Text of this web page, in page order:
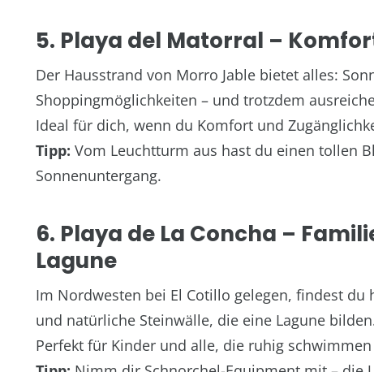
5. Playa del Matorral –
Der Hausstrand von Morro Jable bietet alles:
Shoppingmöglichkeiten – und trotzdem
Ideal für dich, wenn du Komfort und
Tipp: Vom Leuchtturm aus hast du einen tollen
Sonnenuntergang.
6. Playa de La Concha –
Lagune
Im Nordwesten bei El Cotillo gelegen, findest du
und natürliche Steinwälle, die eine Lagune
Perfekt für Kinder und alle, die ruhig